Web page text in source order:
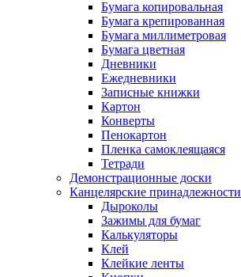
Бумага копировальная
Бумага крепированная
Бумага миллиметровая
Бумага цветная
Дневники
Ежедневники
Записные книжки
Картон
Конверты
Пенокартон
Пленка самоклеящаяся
Тетради
Демонстрационные доски
Канцелярские принадлежности
Дыроколы
Зажимы для бумаг
Калькуляторы
Клей
Клейкие ленты